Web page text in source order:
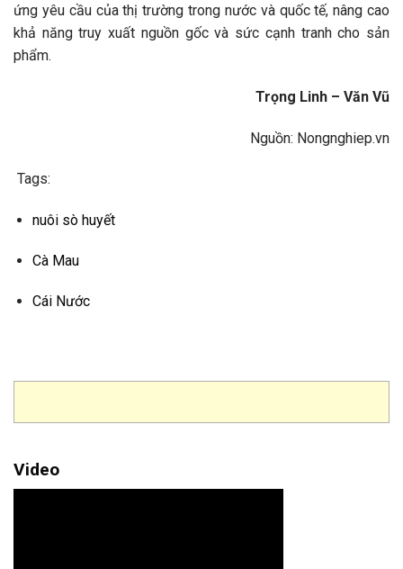
ứng yêu cầu của thị trường trong nước và quốc tế, nâng cao
khả năng truy xuất nguồn gốc và sức cạnh tranh cho sản
phẩm.
Trọng Linh – Văn Vũ
Nguồn: Nongnghiep.vn
Tags:
nuôi sò huyết
Cà Mau
Cái Nước
Video